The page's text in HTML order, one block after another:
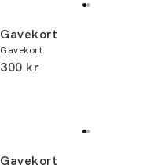
Gavekort
Gavekort
I alt (inkl. rabat)
300 kr
Gavekort